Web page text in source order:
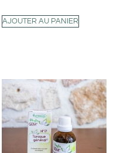
AJOUTER AU PANIER